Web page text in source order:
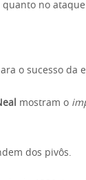
quanto no
o sucesso da
mostram o
dos pivôs.